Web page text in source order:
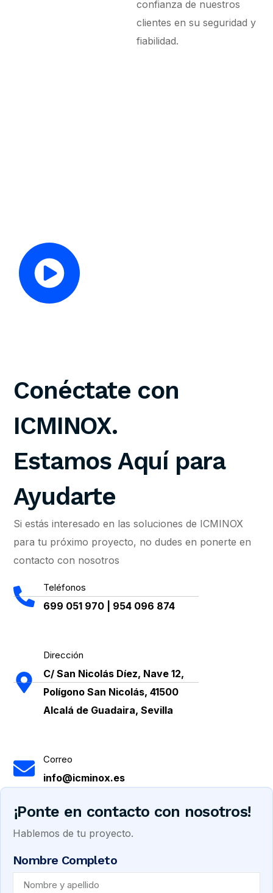
confianza de nuestros
clientes en su seguridad y
fiabilidad.
Conéctate con
ICMINOX.
Estamos Aquí para
Ayudarte
Si estás interesado en las soluciones de ICMINOX
para tu próximo proyecto, no dudes en ponerte en
contacto con nosotros
Teléfonos
699 051 970 | 954 096 874
Dirección
C/ San Nicolás Díez, Nave 12,
Polígono San Nicolás, 41500
Alcalá de Guadaira, Sevilla
Correo
info@icminox.es
¡Ponte en contacto con nosotros!
Hablemos de tu proyecto.
Nombre Completo